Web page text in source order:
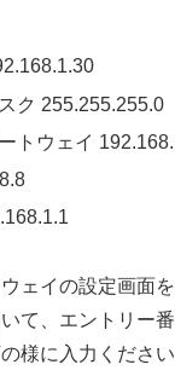
ク 255.255.255.0
トウェイ
ェイの設定画面
て、エントリー
様に入力ください